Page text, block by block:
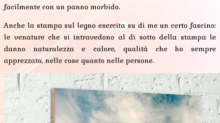
facilmente con un panno morbido.
Anche la stampa sul legno esercita su di me un certo fascino:
le venature che si intravedono al di sotto della stampa le
danno naturalezza e calore, qualità che ho sempre
apprezzato, nelle cose quanto nelle persone.